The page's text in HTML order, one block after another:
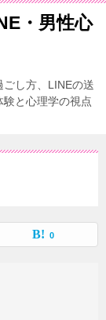
・男性心
し方、LINEの送
験と心理学の視点
0